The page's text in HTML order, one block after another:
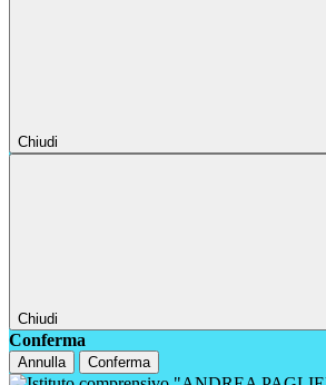
Chiudi
Chiudi
Conferma
Annulla Conferma